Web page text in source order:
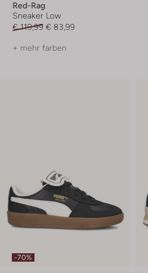
Red-Rag
Sneaker Low
€ 119,99 € 83,99
+ mehr farben
-70%